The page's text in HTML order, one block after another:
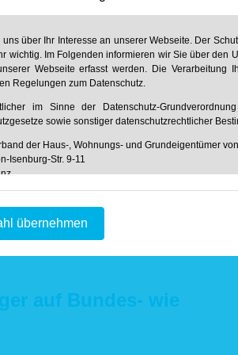
in den 37 Ortsvereinen
Christoph Schöll und
2022 erstattet. Besondere Freude
Zum Stichtag 1. Januar
in Rheinland-Pfalz exakt 45.551
Schöll die vom Zentralverbandstag in
Haus & Grund Germersheim an dessen
Steinmetz weiter. Beim
der Ortsverein mit einem relativen
den dritten Platz in der Kategorie
auf Bundes- wie
uns über Ihr Interesse an unserer Webseite. Der
wichtig. Im Folgenden informieren wir Sie über den
Webseite erfasst werden. Die Verarbeitung
Regelungen zum Datenschutz.
im Sinne der Datenschutz-
sowie sonstiger datenschutzrechtlicher
der Haus-, Wohnungs- und Grundeigentümer
Isenburg-Str. 9-11
31 / 61 97 20
rlp.de
zwischen Ihrem Internetbrowser und
übernehmen